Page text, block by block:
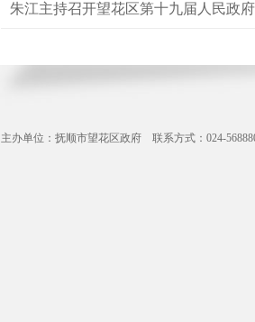
朱江主持召开望花区第十九届人民政
主办单位：抚顺市望花区政府 联系方式：024-